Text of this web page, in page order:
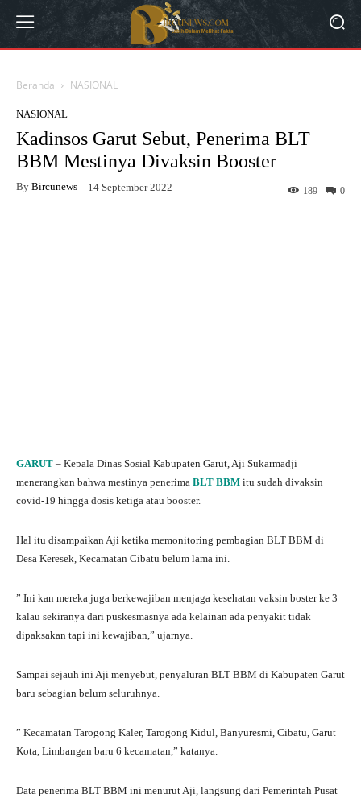
Beranda NASIONAL
NASIONAL
Kadinsos Garut Sebut, Penerima BLT
BBM Mestinya Divaksin Booster
By Bircunews 14 September 2022 0
189
GARUT – Kepala Dinas Sosial Kabupaten Garut, Aji Sukarmadji
menerangkan bahwa mestinya penerima BLT BBM itu sudah divaksin
covid-19 hingga dosis ketiga atau booster.
Hal itu disampaikan Aji ketika memonitoring pembagian BLT BBM di
Desa Keresek, Kecamatan Cibatu belum lama ini.
” Ini kan mereka juga berkewajiban menjaga kesehatan vaksin boster ke 3
kalau sekiranya dari puskesmasnya ada kelainan ada penyakit tidak
dipaksakan tapi ini kewajiban,” ujarnya.
Sampai sejauh ini Aji menyebut, penyaluran BLT BBM di Kabupaten Garut
baru sebagian belum seluruhnya.
” Kecamatan Tarogong Kaler, Tarogong Kidul, Banyuresmi, Cibatu, Garut
Kota, Limbangan baru 6 kecamatan,” katanya.
Data penerima BLT BBM ini menurut Aji, langsung dari Pemerintah Pusat